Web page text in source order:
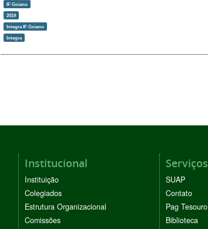
IF Goiano
2019
Integra IF Goiano
Integra
Institucional
Instituição
Colegiados
Estrutura Organizacional
Comissões
Serviços
SUAP
Contato
Pag Tesouro
Biblioteca